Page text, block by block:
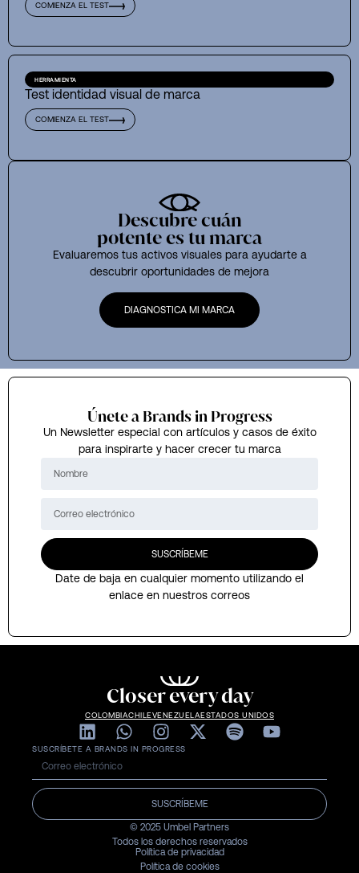
COMIENZA EL TEST
HERRAMIENTA
Test identidad visual de marca
COMIENZA EL TEST
Descubre cuán
potente es tu marca
Evaluaremos tus activos visuales para ayudarte a
descubrir oportunidades de mejora
DIAGNOSTICA MI MARCA
Únete a Brands in Progress
Un Newsletter especial con artículos y casos de éxito
para inspirarte y hacer crecer tu marca
SUSCRÍBEME
Date de baja en cualquier momento utilizando el
enlace en nuestros correos
Closer every day
COLOMBIACHILEVENEZUELAESTADOS UNIDOS
Política de privacidad
Política de cookies
© 2025 Umbel Partners
Todos los derechos reservados
SUSCRÍBETE A BRANDS IN PROGRESS
SUSCRÍBEME